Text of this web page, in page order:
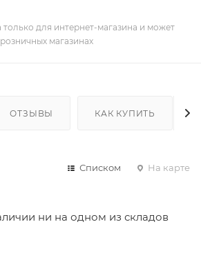
только для интернет-магазина и может
магазинах
ОТЗЫВЫ КАК КУПИТЬ
Списком На карте
ни на одном из складов